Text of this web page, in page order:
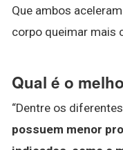
Que ambos
corpo queimar mais
Qual é o
“Dentre os
possuem menor